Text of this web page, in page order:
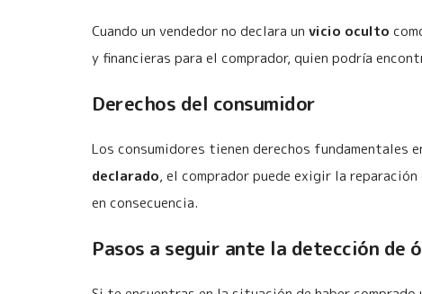
Cuando un vendedor no declara un vicio oculto
y financieras para el comprador, quien podría
Derechos del consumidor
Los consumidores tienen derechos fundamentales
declarado, el comprador puede exigir la
en consecuencia.
Pasos a seguir ante la detección de